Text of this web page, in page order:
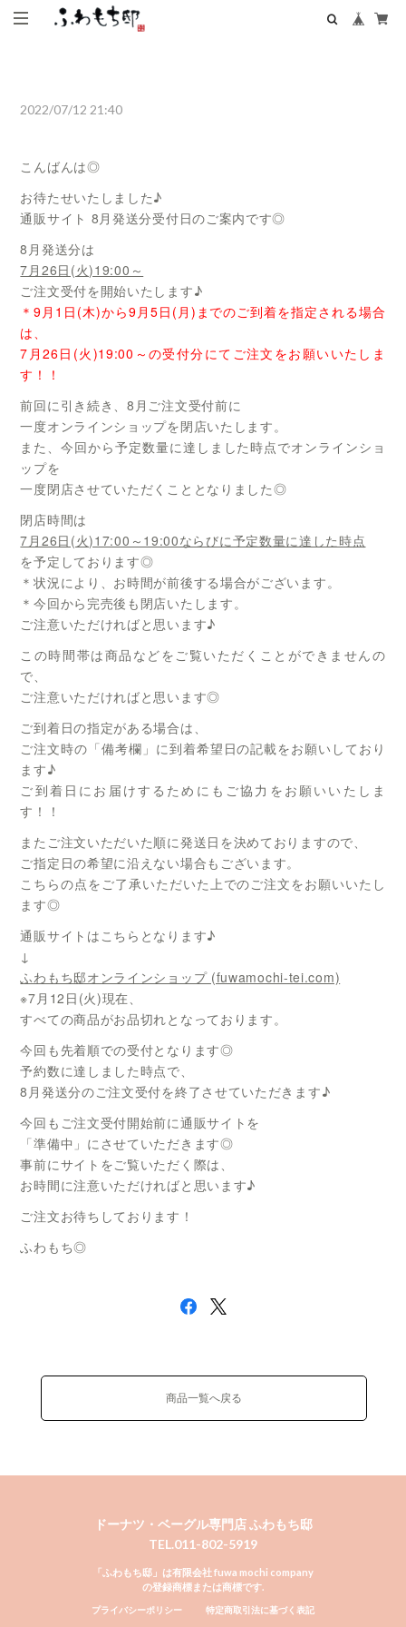
2022/07/12 21:40
こんばんは◎
お待たせいたしました♪
通販サイト 8月発送分受付日のご案内です◎
8月発送分は
7月26日(火)19:00～
ご注文受付を開始いたします♪
＊9月1日(木)から9月5日(月)までのご到着を指定される場合
は、
7月26日(火)19:00～の受付分にてご注文をお願いいたしま
す！！
前回に引き続き、8月ご注文受付前に
一度オンラインショップを閉店いたします。
また、今回から予定数量に達しました時点でオンラインショ
ップを
一度閉店させていただくこととなりました◎
閉店時間は
7月26日(火)17:00～19:00ならびに予定数量に達した時点
を予定しております◎
＊状況により、お時間が前後する場合がございます。
＊今回から完売後も閉店いたします。
ご注意いただければと思います♪
この時間帯は商品などをご覧いただくことができませんの
で、
ご注意いただければと思います◎
ご到着日の指定がある場合は、
ご注文時の「備考欄」に到着希望日の記載をお願いしており
ます♪
ご到着日にお届けするためにもご協力をお願いいたしま
す！！
またご注文いただいた順に発送日を決めておりますので、
ご指定日の希望に沿えない場合もございます。
こちらの点をご了承いただいた上でのご注文をお願いいたし
ます◎
通販サイトはこちらとなります♪
↓
ふわもち邸オンラインショップ (fuwamochi-tei.com)
※7月12日(火)現在、
すべての商品がお品切れとなっております。
今回も先着順での受付となります◎
予約数に達しました時点で、
8月発送分のご注文受付を終了させていただきます♪
今回もご注文受付開始前に通販サイトを
「準備中」にさせていただきます◎
事前にサイトをご覧いただく際は、
お時間に注意いただければと思います♪
ご注文お待ちしております！
ふわもち◎
商品一覧へ戻る
ドーナツ・ベーグル専門店 ふわもち邸
TEL.011-802-5919
「ふわもち邸」は有限会社 fuwa mochi company
の登録商標または商標です.
プライバシーポリシー 特定商取引法に基づく表記